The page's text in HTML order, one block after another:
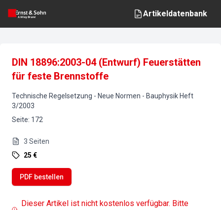
Artikeldatenbank
DIN 18896:2003-04 (Entwurf) Feuerstätten
für feste Brennstoffe
Technische Regelsetzung - Neue Normen - Bauphysik Heft
3/2003
Seite: 172
3 Seiten
25 €
PDF bestellen
Dieser Artikel ist nicht kostenlos verfügbar. Bitte